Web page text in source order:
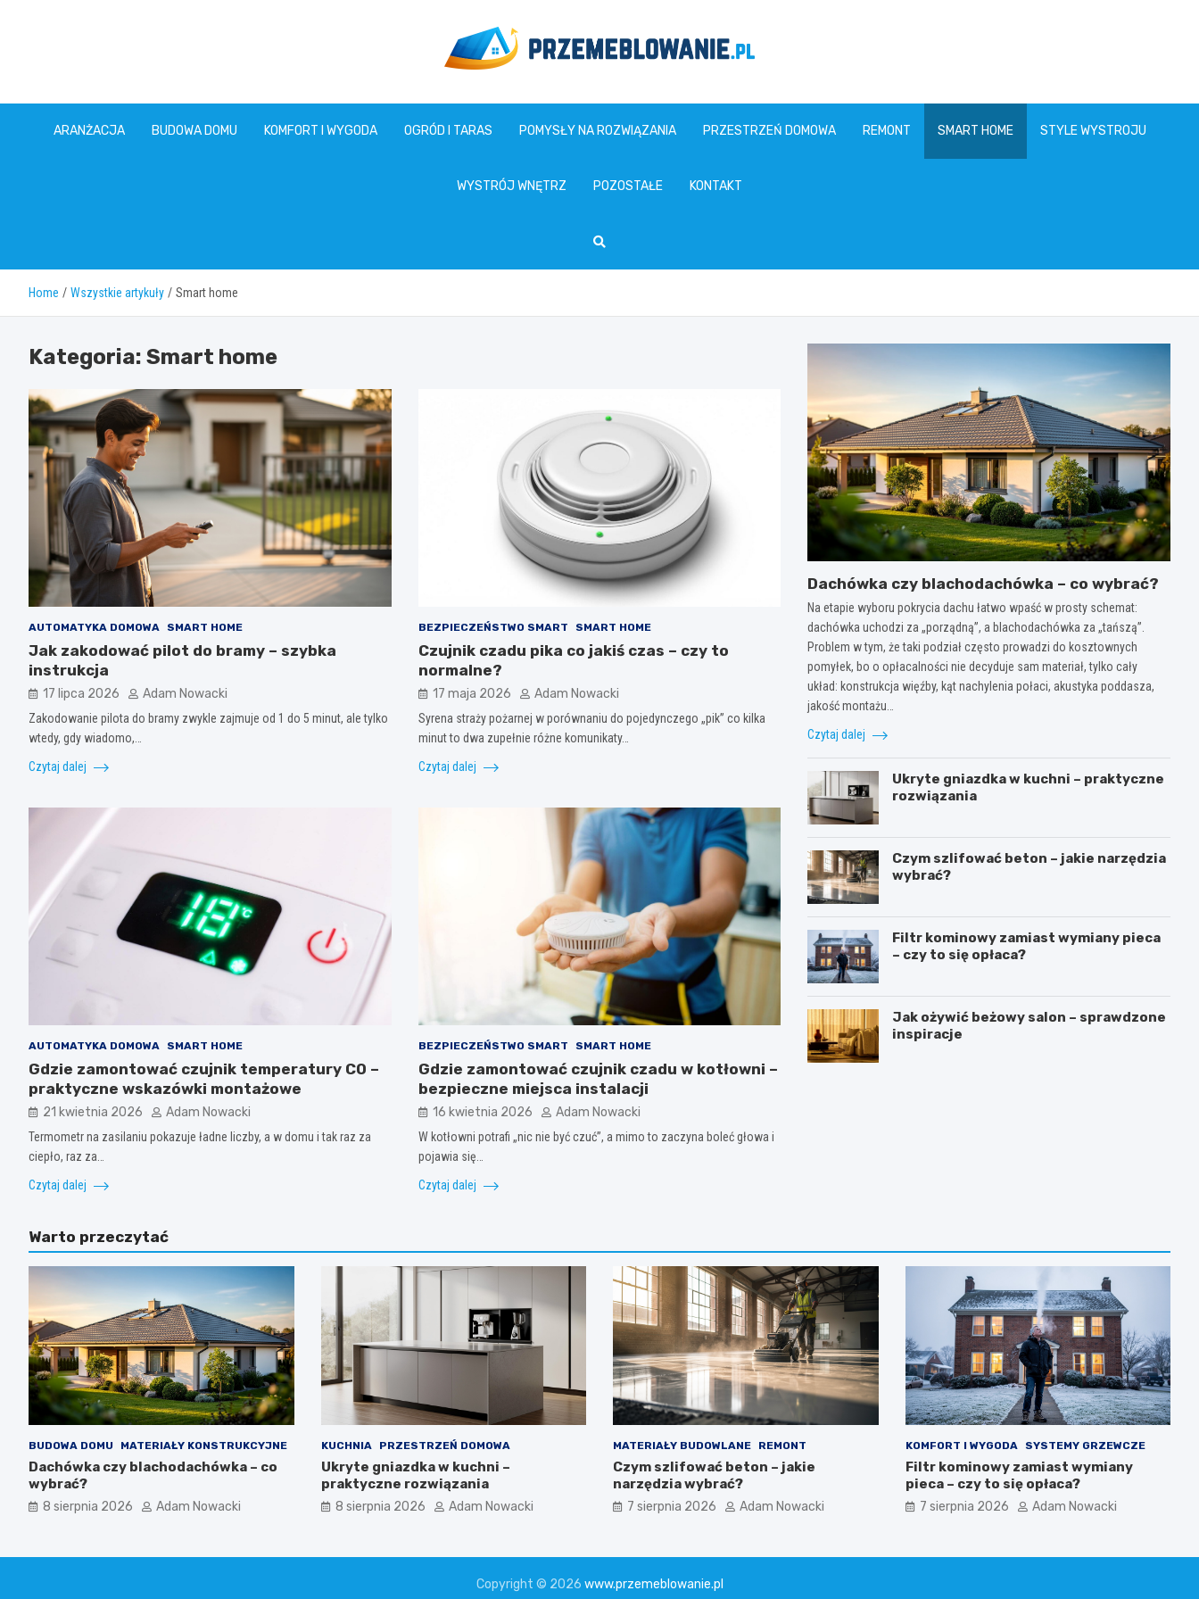
www.przemeblowanie.pl
ARANŻACJA BUDOWA DOMU KOMFORT I WYGODA OGRÓD I TARAS POMYSŁY NA ROZWIĄZANIA PRZESTRZEŃ DOMOWA REMONT SMART HOME STYLE WYSTROJU
WYSTRÓJ WNĘTRZ POZOSTAŁE KONTAKT
Home Wszystkie artykuły Smart home
Kategoria: Smart home
AUTOMATYKA DOMOWA SMART HOME
Jak zakodować pilot do bramy – szybka
instrukcja
17 lipca 2026 Adam Nowacki
Zakodowanie pilota do bramy zwykle zajmuje od 1 do 5 minut, ale tylko
wtedy, gdy wiadomo,…
Czytaj dalej
BEZPIECZEŃSTWO SMART SMART HOME
Czujnik czadu pika co jakiś czas – czy to
normalne?
17 maja 2026 Adam Nowacki
Syrena straży pożarnej w porównaniu do pojedynczego „pik” co kilka
minut to dwa zupełnie różne komunikaty…
Czytaj dalej
AUTOMATYKA DOMOWA SMART HOME
Gdzie zamontować czujnik temperatury CO –
praktyczne wskazówki montażowe
21 kwietnia 2026 Adam Nowacki
Termometr na zasilaniu pokazuje ładne liczby, a w domu i tak raz za
ciepło, raz za…
Czytaj dalej
BEZPIECZEŃSTWO SMART SMART HOME
Gdzie zamontować czujnik czadu w kotłowni –
bezpieczne miejsca instalacji
16 kwietnia 2026 Adam Nowacki
W kotłowni potrafi „nic nie być czuć”, a mimo to zaczyna boleć głowa i
pojawia się…
Czytaj dalej
Dachówka czy blachodachówka – co wybrać?
Na etapie wyboru pokrycia dachu łatwo wpaść w prosty schemat:
dachówka uchodzi za „porządną”, a blachodachówka za „tańszą”.
Problem w tym, że taki podział często prowadzi do kosztownych
pomyłek, bo o opłacalności nie decyduje sam materiał, tylko cały
układ: konstrukcja więźby, kąt nachylenia połaci, akustyka poddasza,
jakość montażu…
Czytaj dalej
Ukryte gniazdka w kuchni – praktyczne
rozwiązania
Czym szlifować beton – jakie narzędzia
wybrać?
Filtr kominowy zamiast wymiany pieca
– czy to się opłaca?
Jak ożywić beżowy salon – sprawdzone
inspiracje
Warto przeczytać
BUDOWA DOMU MATERIAŁY KONSTRUKCYJNE
Dachówka czy blachodachówka – co
wybrać?
8 sierpnia 2026 Adam Nowacki
KUCHNIA PRZESTRZEŃ DOMOWA
Ukryte gniazdka w kuchni –
praktyczne rozwiązania
8 sierpnia 2026 Adam Nowacki
MATERIAŁY BUDOWLANE REMONT
Czym szlifować beton – jakie
narzędzia wybrać?
7 sierpnia 2026 Adam Nowacki
KOMFORT I WYGODA SYSTEMY GRZEWCZE
Filtr kominowy zamiast wymiany
pieca – czy to się opłaca?
7 sierpnia 2026 Adam Nowacki
Copyright © 2026 www.przemeblowanie.pl